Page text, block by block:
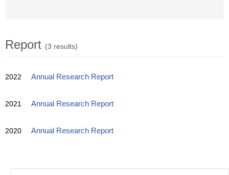
Report (3 results)
2022 Annual Research Report
2021 Annual Research Report
2020 Annual Research Report